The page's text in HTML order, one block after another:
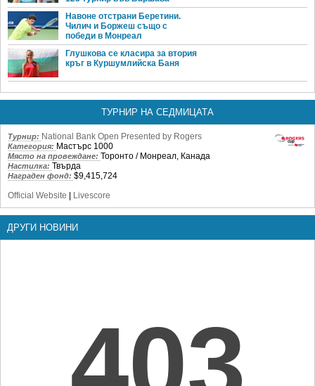
Навоне отстрани Беретини.
Чилич и Боржеш също с
победи в Монреал
Глушкова се класира за втория
кръг в Куршумлийска Баня
ТУРНИР НА СЕДМИЦАТА
Турнир: National Bank Open Presented by Rogers
Категория: Мастърс 1000
Място на провеждане: Торонто / Монреал, Канада
Настилка: Твърда
Награден фонд: $9,415,724
Official Website | Livescore
ДРУГИ НОВИНИ